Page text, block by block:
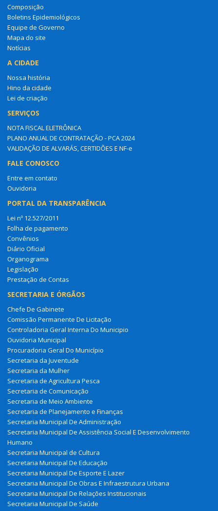
Composição
Boletins Epidemiológicos
Equipe de Governo
Mapa do site
Notícias
A CIDADE
Nossa história
Hino da cidade
Lei de criação
SERVIÇOS
NOTA FISCAL ELETRÔNICA
PLANO ANUAL DE CONTRATAÇÃO - PCA 2024
VALIDAÇÃO DE ALVARÁS, CERTIDÕES E NF-e
FALE CONOSCO
Entre em contato
Ouvidoria
PORTAL DA TRANSPARÊNCIA
Lei nº 12.527/2011
Folha de pagamento
Convênios
Diário Oficial
Organograma
Legislação
Prestação de Contas
SECRETARIA E ÓRGÃOS
Chefe De Gabinete
Comissão Permanente De Licitação
Controladoria Geral Interna Do Municipio
Ouvidoria Municipal
Procuradoria Geral Do Município
Secretaria da Juventude
Secretaria da Mulher
Secretaria de Agricultura Pesca
Secretaria de Comunicação
Secretaria de Meio Ambiente
Secretaria de Planejamento e Finanças
Secretaria Municipal De Administração
Secretaria Municipal De Assistência Social E Desenvolvimento
Humano
Secretaria Municipal de Cultura
Secretaria Municipal De Educação
Secretaria Municipal De Esporte E Lazer
Secretaria Municipal De Obras E Infraestrutura Urbana
Secretaria Municipal De Relações Institucionais
Secretaria Municipal De Saúde